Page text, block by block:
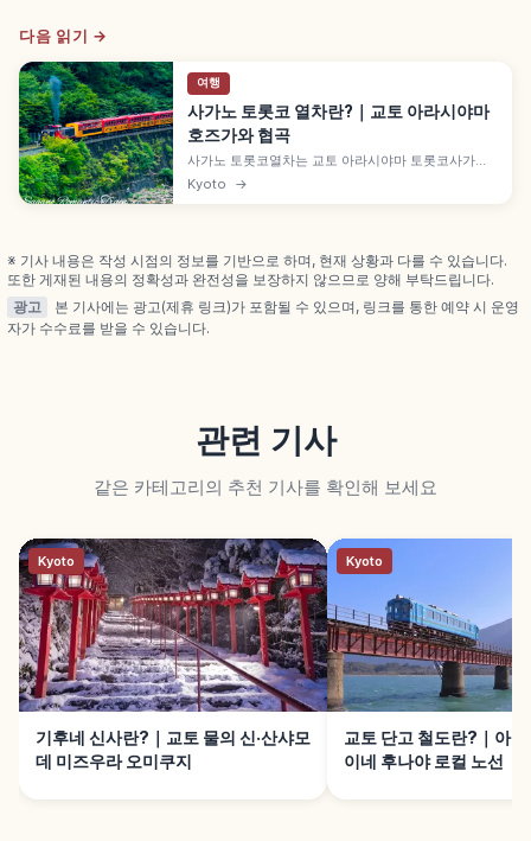
다음 읽기 →
여행
사가노 토롯코 열차란?｜교토 아라시야마
호즈가와 협곡
사가노 토롯코열차는 교토 아라시야마 토롯코사가역
에서 토롯코가메오카역까지 약 7.3km를 잇는 관광 열
차로, 1991년 JR 산인 본선 구선을 활용해 개업했습니
Kyoto →
※ 기사 내용은 작성 시점의 정보를 기반으로 하며, 현재 상황과 다를 수 있습니다.
또한 게재된 내용의 정확성과 완전성을 보장하지 않으므로 양해 부탁드립니다.
광고
본 기사에는 광고(제휴 링크)가 포함될 수 있으며, 링크를 통한 예약 시 운영
자가 수수료를 받을 수 있습니다.
관련 기사
같은 카테고리의 추천 기사를 확인해 보세요
Kyoto
기후네 신사란?｜교토 물의 신·산샤모
데 미즈우라 오미쿠지
Kyoto
교토 단고 철도란?｜아마
이네 후나야 로컬 노선